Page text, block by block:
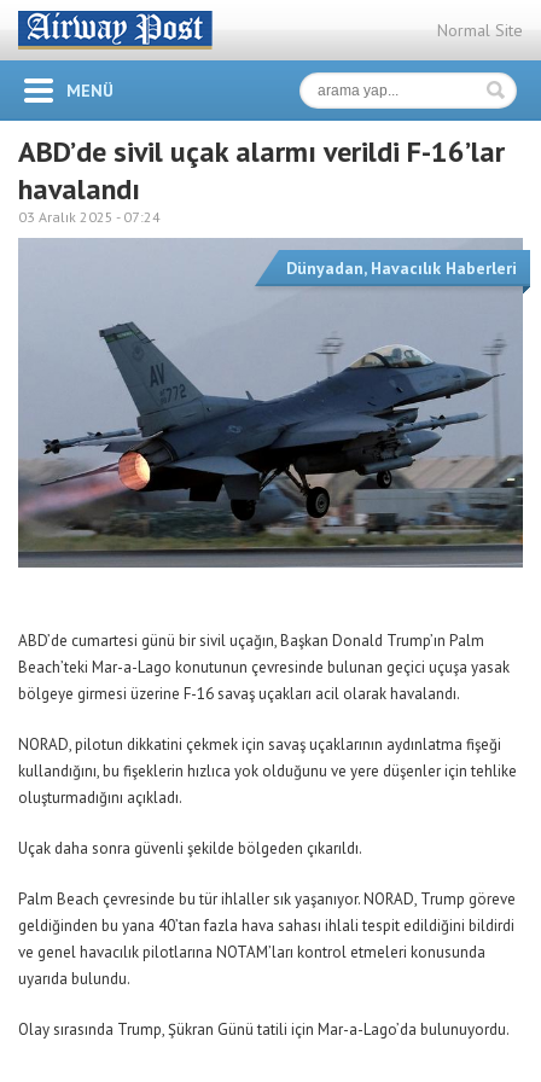
Normal Site
MENÜ
ABD’de sivil uçak alarmı verildi F-16’lar
havalandı
03 Aralık 2025 - 07:24
Dünyadan, Havacılık Haberleri
ABD’de cumartesi günü bir sivil uçağın, Başkan Donald Trump’ın Palm
Beach’teki Mar-a-Lago konutunun çevresinde bulunan geçici uçuşa yasak
bölgeye girmesi üzerine F-16 savaş uçakları acil olarak havalandı.
NORAD, pilotun dikkatini çekmek için savaş uçaklarının aydınlatma fişeği
kullandığını, bu fişeklerin hızlıca yok olduğunu ve yere düşenler için tehlike
oluşturmadığını açıkladı.
Uçak daha sonra güvenli şekilde bölgeden çıkarıldı.
Palm Beach çevresinde bu tür ihlaller sık yaşanıyor. NORAD, Trump göreve
geldiğinden bu yana 40’tan fazla hava sahası ihlali tespit edildiğini bildirdi
ve genel havacılık pilotlarına NOTAM’ları kontrol etmeleri konusunda
uyarıda bulundu.
Olay sırasında Trump, Şükran Günü tatili için Mar-a-Lago’da bulunuyordu.